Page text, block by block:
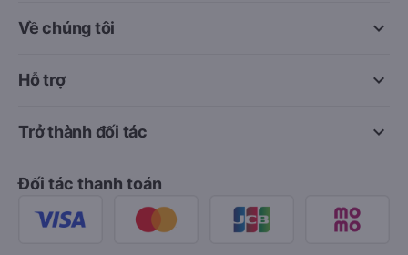
keyboard_arrow_down
Về chúng tôi
keyboard_arrow_down
Hỗ trợ
keyboard_arrow_down
Trở thành đối tác
Đối tác thanh toán